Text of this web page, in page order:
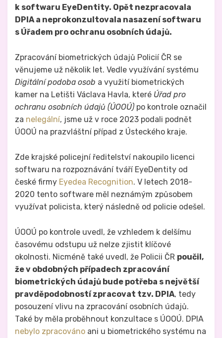
k softwaru EyeDentity. Opět nezpracovala
DPIA a neprokonzultovala nasazení softwaru
s Úřadem pro ochranu osobních údajů.
Zpracování biometrických údajů Policií ČR se
věnujeme už několik let. Vedle využívání systému
Digitální podoba osob a využití biometrických
kamer na Letišti Václava Havla, které Úřad pro
ochranu osobních údajů (ÚOOÚ) po kontrole označil
za nelegální, jsme už v roce 2023 podali podnět
ÚOOÚ na prazvláštní případ z Ústeckého kraje.
Zde krajské policejní ředitelství nakoupilo licenci
softwaru na rozpoznávání tváří EyeDentity od
české firmy Eyedea Recognition. V letech 2018-
2020 tento software měl neznámým způsobem
využívat policista, který následně od policie odešel.
ÚOOÚ po kontrole uvedl, že vzhledem k delšímu
časovému odstupu už nelze zjistit klíčové
okolnosti. Nicméně také uvedl, že Policii ČR poučil,
že v obdobných případech zpracování
biometrických údajů bude potřeba s největší
pravděpodobností zpracovat tzv. DPIA, tedy
posouzení vlivu na zpracování osobních údajů.
Také by měla proběhnout konzultace s ÚOOÚ. DPIA
nebylo zpracováno ani u biometrického systému na